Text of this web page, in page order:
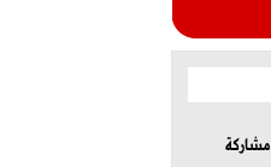
مشاركة